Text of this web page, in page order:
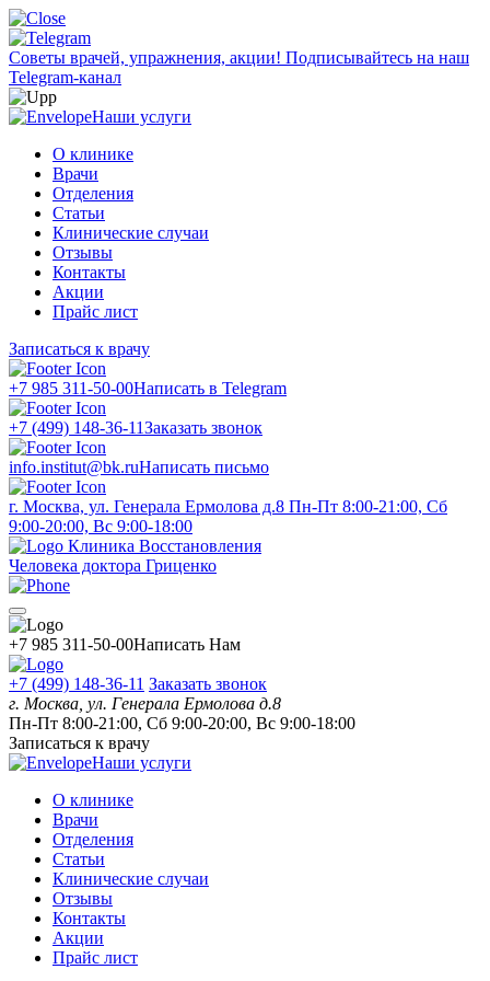
Советы врачей, упражнения, акции! Подписывайтесь на наш
Telegram-канал
Наши услуги
О клинике
Врачи
Отделения
Статьи
Клинические случаи
Отзывы
Контакты
Акции
Прайс лист
Записаться к врачу
+7 985 311-50-00Написать в Telegram
+7 (499) 148-36-11Заказать звонок
info.institut@bk.ruНаписать письмо
г. Москва, ул. Генерала Ермолова д.8 Пн-Пт 8:00-21:00, Сб
9:00-20:00, Вс 9:00-18:00
Клиника Восстановления
Человека доктора Гриценко
+7 985 311-50-00Написать Нам
+7 (499) 148-36-11 Заказать звонок
г. Москва, ул. Генерала Ермолова д.8
Пн-Пт 8:00-21:00, Сб 9:00-20:00, Вс 9:00-18:00
Записаться к врачу
Наши услуги
О клинике
Врачи
Отделения
Статьи
Клинические случаи
Отзывы
Контакты
Акции
Прайс лист